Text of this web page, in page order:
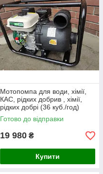
Мотопомпа для води, хімії,
КАС, рідких добрив , хімії,
рідких добрі (36 куб./год)
Готово до відправки
19 980 ₴
Купити